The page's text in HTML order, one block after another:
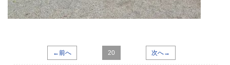
←前へ 20 次へ→